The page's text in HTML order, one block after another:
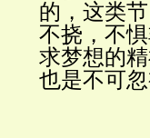
的，这类
不挠，不
求梦想的
也是不可忽